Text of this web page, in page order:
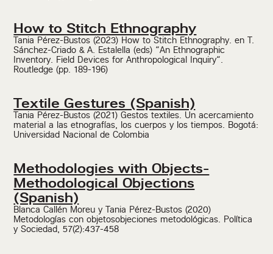
How to Stitch Ethnography
Tania Pérez-Bustos (2023) How to Stitch Ethnography. en T.
Sánchez-Criado & A. Estalella (eds) “An Ethnographic
Inventory. Field Devices for Anthropological Inquiry“.
Routledge (pp. 189-196)
Textile Gestures (Spanish)
Tania Pérez-Bustos (2021) Gestos textiles. Un acercamiento
material a las etnografías, los cuerpos y los tiempos. Bogotá:
Universidad Nacional de Colombia
Methodologies with Objects-
Methodological Objections
(Spanish)
Blanca Callén Moreu y Tania Pérez-Bustos (2020)
Metodologías con objetosobjeciones metodológicas. Política
y Sociedad, 57(2):437-458